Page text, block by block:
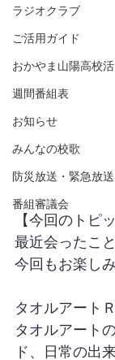
ラジオクラブ
ご活用ガイド
おかやま山陽高校
週間番組表
お知らせ
みんなの校歌
防災放送・緊急放送
番組審議会
【今回のトピ
最近会ったこ
今回もお楽しみ
タオルアート
タオルアート
ド、日常の出